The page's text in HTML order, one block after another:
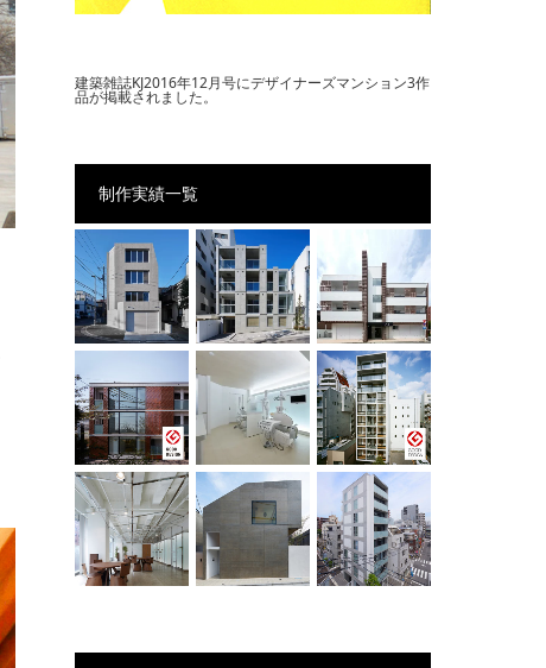
建築雑誌KJ2016年12月号にデザイナーズマンション3作
品が掲載されました。
制作実績一覧